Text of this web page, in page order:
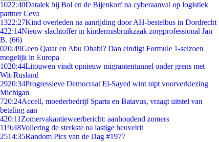
1022:40Datalek bij Bol en de Bijenkorf na cyberaanval op logistiek
partner Ceva
1322:27Kind overleden na aanrijding door AH-bestelbus in Dordrecht
422:14Nieuw slachtoffer in kindermisbruikzaak zorgprofessional Jan
B. (66)
020:49Geen Qatar en Abu Dhabi? Dan eindigt Formule 1-seizoen
mogelijk in Europa
1020:44Litouwen vindt opnieuw migrantentunnel onder grens met
Wit-Rusland
2920:34Progressieve Democraat El-Sayed wint nipt voorverkiezing
Michigan
720:24Accell, moederbedrijf Sparta en Batavus, vraagt uitstel van
betaling aan
420:11 Zomervakantieweerbericht: aanhoudend zomers
119:48Vollering de sterkste na lastige heuvelrit
2514:35Random Pics van de Dag #1977